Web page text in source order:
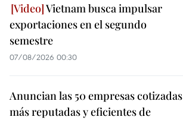
Vietnam busca impulsar
exportaciones en el segundo
semestre
07/08/2026 00:30
Anuncian las 50 empresas cotizadas
más reputadas y eficientes de